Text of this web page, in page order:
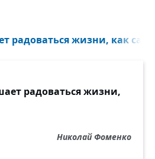
радоваться жизни, как
радоваться жизни,
Николай Фоменко